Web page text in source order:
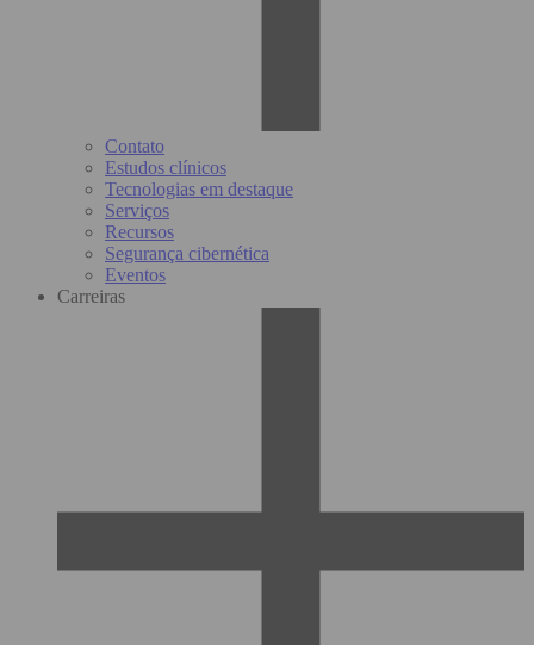
Contato
Estudos clínicos
Tecnologias em destaque
Serviços
Recursos
Segurança cibernética
Eventos
Carreiras